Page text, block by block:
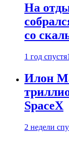
На
со
1 год спустя
Илон
SpaceX
2 недели